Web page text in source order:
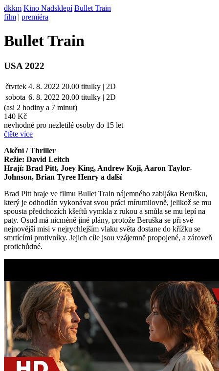
dkkm Kino Nadsklepí Bullet Train
film | premiéra
Bullet Train
USA 2022
čtvrtek 4. 8. 2022 20.00 titulky | 2D
sobota 6. 8. 2022 20.00 titulky | 2D
(asi 2 hodiny a 7 minut)
140 Kč
nevhodné pro nezletilé osoby do 15 let
čtěte více
Akční / Thriller
Režie: David Leitch
Hrají: Brad Pitt, Joey King, Andrew Koji, Aaron Taylor-
Johnson, Brian Tyree Henry a další
Brad Pitt hraje ve filmu Bullet Train nájemného zabijáka Berušku,
který je odhodlán vykonávat svou práci mírumilovně, jelikož se mu
spousta předchozích kšeftů vymkla z rukou a smůla se mu lepí na
paty. Osud má nicméně jiné plány, protože Beruška se při své
nejnovější misi v nejrychlejším vlaku světa dostane do křížku se
smrtícími protivníky. Jejich cíle jsou vzájemně propojené, a zároveň
protichůdné.